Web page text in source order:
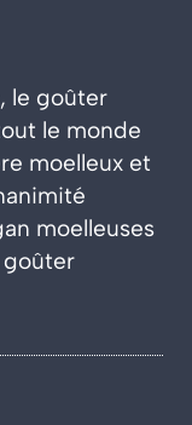
le goûter
le monde
moelleux et
moelleuses